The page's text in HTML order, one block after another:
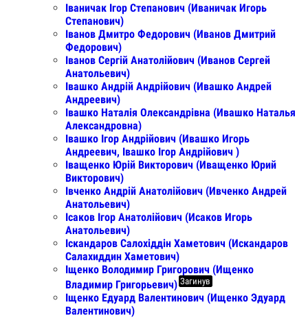
Іваничак Ігор Степанович (Иваничак Игорь
Степанович)
Іванов Дмитро Федорович (Иванов Дмитрий
Федорович)
Іванов Сергій Анатолійович (Иванов Сергей
Анатольевич)
Івашко Андрій Андрійович (Ивашко Андрей
Андреевич)
Івашко Наталія Олександрівна (Ивашко Наталья
Александровна)
Івашко Ігор Андрійович (Ивашко Игорь
Андреевич, Івашко Ігор Андрійович )
Іващенко Юрій Викторович (Иващенко Юрий
Викторович)
Івченко Андрій Анатолійович (Ивченко Андрей
Анатольевич)
Ісаков Ігор Анатолійович (Исаков Игорь
Анатольевич)
Іскандаров Салохіддін Хаметович (Искандаров
Салахиддин Хаметович)
Іщенко Володимир Григорович (Ищенко
Владимир Григорьевич) Загинув
Іщенко Едуард Валентинович (Ищенко Эдуард
Валентинович)